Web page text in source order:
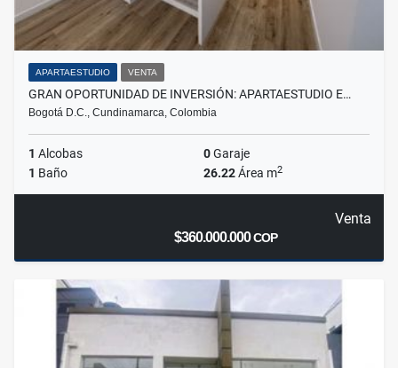
APARTAESTUDIO VENTA
GRAN OPORTUNIDAD DE INVERSIÓN: APARTAESTUDIO E…
Bogotá D.C., Cundinamarca, Colombia
1 Alcobas 0Garaje
1 Baño 26.22Área m2
Venta
$360.000.000COP